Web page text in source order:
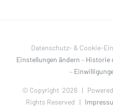
Datenschutz- & Cookie-
Einstellungen ändern – Historie
–
© Copyright 2026 |
Rights Reserved |